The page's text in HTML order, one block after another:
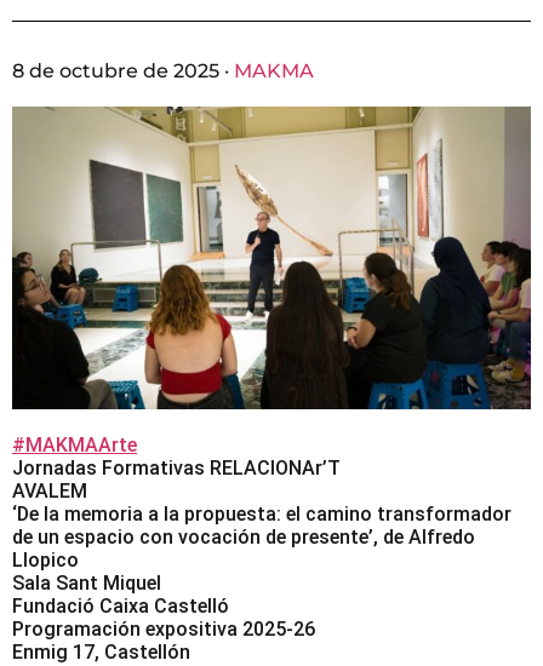
8 de octubre de 2025 · MAKMA
#MAKMAArte
Jornadas Formativas RELACIONAr’T
AVALEM
‘De la memoria a la propuesta: el camino transformador
de un espacio con vocación de presente’, de Alfredo
Llopico
Sala Sant Miquel
Fundació Caixa Castelló
Programación expositiva 2025-26
Enmig 17, Castellón